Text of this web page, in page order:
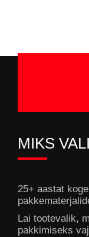
MIKS
25+ aastat
Lai tootevalik,
pakkimiseks